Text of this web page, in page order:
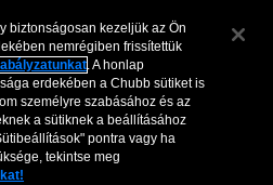
biztonságosan kezeljük az Ön
nemrégiben frissítettük
. A honlap
erdekében a Chubb sütiket is
személyre szabásához és az
a sütiknek a beállításához
pontra vagy ha
tekintse meg